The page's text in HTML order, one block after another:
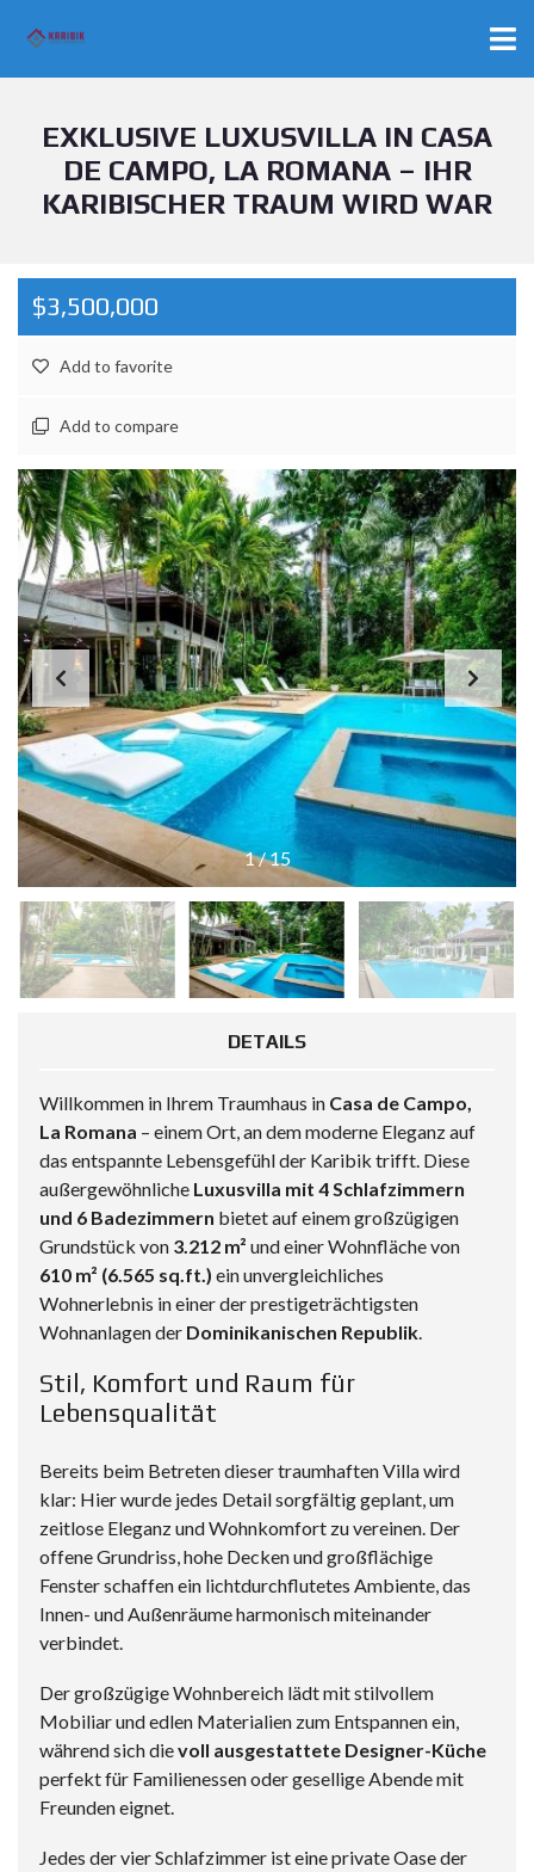
EXKLUSIVE LUXUSVILLA IN CASA
DE CAMPO, LA ROMANA – IHR
KARIBISCHER TRAUM WIRD WAR
$3,500,000
Add to favorite
Add to compare
1/15
DETAILS
Willkommen in Ihrem Traumhaus in Casa de Campo,
La Romana – einem Ort, an dem moderne Eleganz auf
das entspannte Lebensgefühl der Karibik trifft. Diese
außergewöhnliche Luxusvilla mit 4 Schlafzimmern
und 6 Badezimmern bietet auf einem großzügigen
Grundstück von 3.212 m² und einer Wohnfläche von
610 m² (6.565 sq.ft.) ein unvergleichliches
Wohnerlebnis in einer der prestigeträchtigsten
Wohnanlagen der Dominikanischen Republik.
Stil, Komfort und Raum für
Lebensqualität
Bereits beim Betreten dieser traumhaften Villa wird
klar: Hier wurde jedes Detail sorgfältig geplant, um
zeitlose Eleganz und Wohnkomfort zu vereinen. Der
offene Grundriss, hohe Decken und großflächige
Fenster schaffen ein lichtdurchflutetes Ambiente, das
Innen- und Außenräume harmonisch miteinander
verbindet.
Der großzügige Wohnbereich lädt mit stilvollem
Mobiliar und edlen Materialien zum Entspannen ein,
während sich dievoll ausgestattete Designer-Küche
perfekt für Familienessen oder gesellige Abende mit
Freunden eignet.
Jedes der vier Schlafzimmer ist eine private Oase der